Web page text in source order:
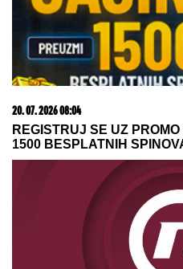
20. 07. 2026 08:04
REGISTRUJ SE UZ
1500 BESPLATNIH